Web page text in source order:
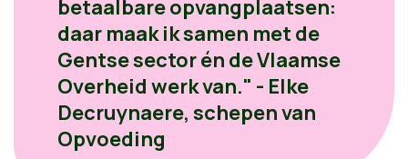
betaalbare opvangplaatsen:
daar maak ik samen met de
Gentse sector én de Vlaamse
Overheid werk van." - Elke
Decruynaere, schepen van
Opvoeding